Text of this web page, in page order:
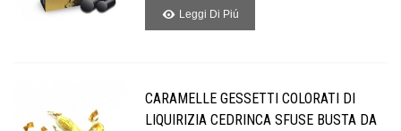
Leggi Di Piú
CARAMELLE GESSETTI COLORATI DI
LIQUIRIZIA CEDRINCA SFUSE BUSTA DA